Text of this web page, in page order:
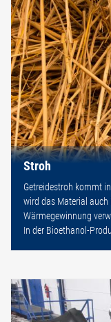
Stroh
Getreidestroh kommt
wird das Material
Wärmegewinnung
In der Bioethanol-